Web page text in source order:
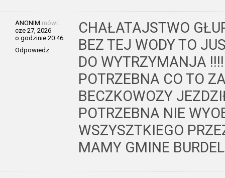
ANONIM mówi:
cze 27, 2026
o godzinie 20:46
Odpowiedz
CHAŁATAJSTWO
BEZ TEJ WODY TO
DO WYTRZYMANJA
POTRZEBNA CO TO
BECZKOWOZY
POTRZEBNA NIE
WSZYSZTKIEGO
MAMY GMINE